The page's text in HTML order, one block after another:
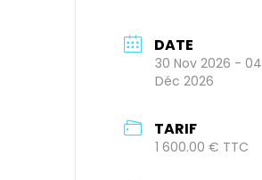
DATE
30 Nov 2026 - 04
Déc 2026
TARIF
1 600.00 € TTC